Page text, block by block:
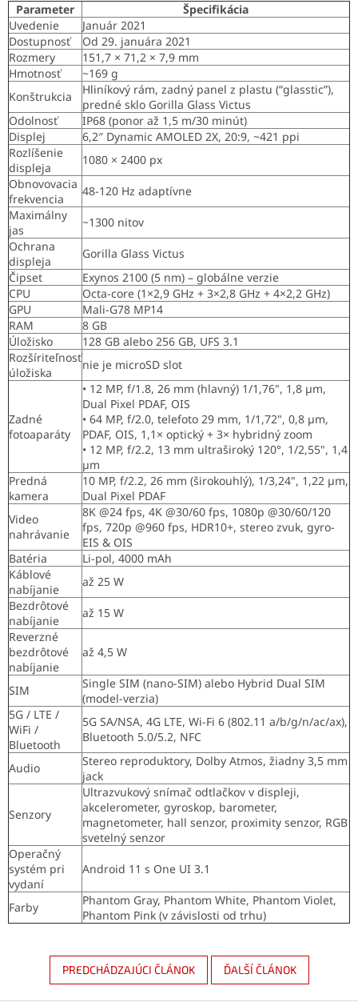
Parameter
Špecifikácia
Uvedenie
Január 2021
Dostupnosť
Od 29. januára 2021
Rozmery
151,7 × 71,2 × 7,9 mm
Hmotnosť
~169 g
Konštrukcia
Hliníkový rám, zadný panel z plastu (“glasstic”),
predné sklo Gorilla Glass Victus
Odolnosť
IP68 (ponor až 1,5 m/30 minút)
Displej
6,2″ Dynamic AMOLED 2X, 20:9, ~421 ppi
Rozlíšenie
displeja
1080 × 2400 px
Obnovovacia
frekvencia
48-120 Hz adaptívne
Maximálny
jas
~1300 nitov
Ochrana
displeja
Gorilla Glass Victus
Čipset
Exynos 2100 (5 nm) – globálne verzie
CPU
Octa-core (1×2,9 GHz + 3×2,8 GHz + 4×2,2 GHz)
GPU
Mali-G78 MP14
RAM
8 GB
Úložisko
128 GB alebo 256 GB, UFS 3.1
Rozšíriteľnosť
úložiska
nie je microSD slot
Zadné
fotoaparáty
• 12 MP, f/1.8, 26 mm (hlavný) 1/1,76", 1,8 µm,
Dual Pixel PDAF, OIS
• 64 MP, f/2.0, telefoto 29 mm, 1/1,72", 0,8 µm,
PDAF, OIS, 1,1× optický + 3× hybridný zoom
• 12 MP, f/2.2, 13 mm ultraširoký 120°, 1/2,55", 1,4
µm
Predná
kamera
10 MP, f/2.2, 26 mm (širokouhlý), 1/3,24", 1,22 µm,
Dual Pixel PDAF
Video
nahrávanie
8K @24 fps, 4K @30/60 fps, 1080p @30/60/120
fps, 720p @960 fps, HDR10+, stereo zvuk, gyro-
EIS & OIS
Batéria
Li-pol, 4000 mAh
Káblové
nabíjanie
až 25 W
Bezdrôtové
nabíjanie
až 15 W
Reverzné
bezdrôtové
nabíjanie
až 4,5 W
SIM
Single SIM (nano-SIM) alebo Hybrid Dual SIM
(model-verzia)
5G / LTE /
WiFi /
Bluetooth
5G SA/NSA, 4G LTE, Wi-Fi 6 (802.11 a/b/g/n/ac/ax),
Bluetooth 5.0/5.2, NFC
Audio
Stereo reproduktory, Dolby Atmos, žiadny 3,5 mm
jack
Senzory
Ultrazvukový snímač odtlačkov v displeji,
akcelerometer, gyroskop, barometer,
magnetometer, hall senzor, proximity senzor, RGB
svetelný senzor
Operačný
systém pri
vydaní
Android 11 s One UI 3.1
Farby
Phantom Gray, Phantom White, Phantom Violet,
Phantom Pink (v závislosti od trhu)
PREDCHÁDZAJÚCI ČLÁNOK ĎALŠÍ ČLÁNOK